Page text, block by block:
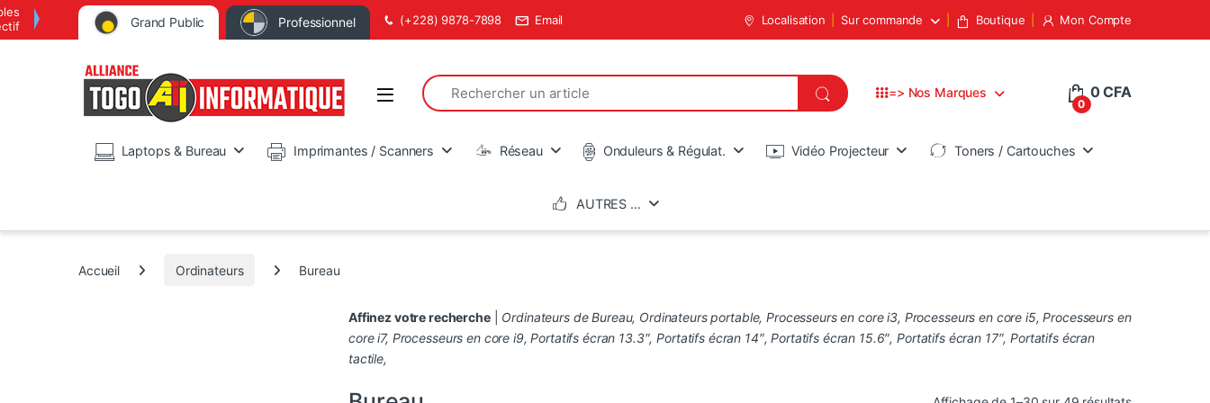
Grand Public Professionnel (+228) 9878-7898 Email Localisation Sur commande Boutique Mon Compte
Open
Search for:
=> Nos Marques
0
0CFA
Laptops & Bureau Imprimantes / Scanners Réseau Onduleurs & Régulat. Vidéo Projecteur Toners / Cartouches
AUTRES …
Accueil Ordinateurs Bureau
Affinez votre recherche| Ordinateurs de Bureau, Ordinateurs portable,Processeurs en core i3, Processeurs en core i5,Processeurs en
core i7, Processeurs en core i9,Portatifs écran 13.3″,Portatifs écran 14″,Portatifs écran 15.6″,Portatifs écran 17″,Portatifs écran
tactile,